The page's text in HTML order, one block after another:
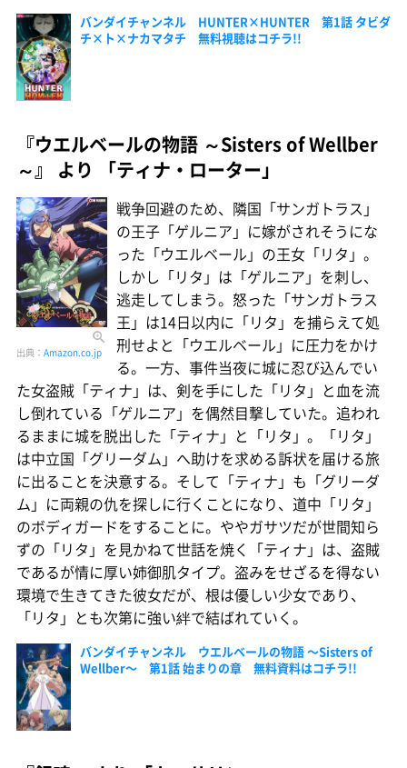
バンダイチャンネル HUNTER×HUNTER 第1話 タビダ
チ×ト×ナカマタチ 無料視聴はコチラ!!
『ウエルベールの物語 ～Sisters of Wellber
～』 より 「ティナ・ローター」
出典： Amazon.co.jp
戦争回避のため、隣国「サンガトラス」
の王子「ゲルニア」に嫁がされそうにな
った「ウエルベール」の王女「リタ」。
しかし「リタ」は「ゲルニア」を刺し、
逃走してしまう。怒った「サンガトラス
王」は14日以内に「リタ」を捕らえて処
刑せよと「ウエルベール」に圧力をかけ
る。一方、事件当夜に城に忍び込んでい
た女盗賊「ティナ」は、剣を手にした「リタ」と血を流
し倒れている「ゲルニア」を偶然目撃していた。追われ
るままに城を脱出した「ティナ」と「リタ」。「リタ」
は中立国「グリーダム」へ助けを求める訴状を届ける旅
に出ることを決意する。そして「ティナ」も「グリーダ
ム」に両親の仇を探しに行くことになり、道中「リタ」
のボディガードをすることに。ややガサツだが世間知ら
ずの「リタ」を見かねて世話を焼く「ティナ」は、盗賊
であるが情に厚い姉御肌タイプ。盗みをせざるを得ない
環境で生きてきた彼女だが、根は優しい少女であり、
「リタ」とも次第に強い絆で結ばれていく。
バンダイチャンネル ウエルベールの物語 〜Sisters of
Wellber〜 第1話 始まりの章 無料資料はコチラ!!